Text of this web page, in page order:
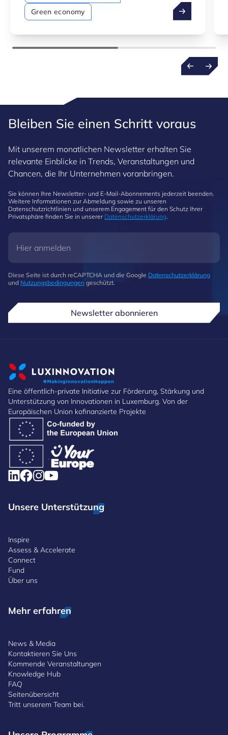
Green economy
Neues
Bleiben Sie einen Schritt voraus
Mit unserem monatlichen Newsletter erhalten Sie
relevante Einblicke in Trends, Veranstaltungen und
Chancen, die Ihr Unternehmen voranbringen.
Sie können Ihre Newsletter- und E-Mail-Abonnements jederzeit beenden.
Weitere Informationen zur Abmeldung sowie zu unseren
Datenschutzrichtlinien und unserem Engagement für den Schutz Ihrer
Privatsphäre finden Sie in unserer Datenschutzerklärung
Diese Seite ist durch reCAPTCHA und die Google Datenschutzerklärung
und Nutzungsbedingungen geschützt.
Newsletter abonnieren
Eine öffentlich-private Initiative zur Förderung, Stärkung und
Unterstützung von Innovationen in Luxemburg. Von der
Europäischen Union kofinanzierte Projekte
Unsere Unterstützung
Inspire
Assess & Accelerate
Connect
Fund
Über uns
Mehr erfahren
News & Media
Kontaktieren Sie Uns
Kommende Veranstaltungen
Knowledge Hub
FAQ
Seitenübersicht
Tritt unserem Team bei.